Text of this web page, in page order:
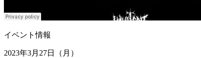
イベント情報
2023年3月 27日（月）